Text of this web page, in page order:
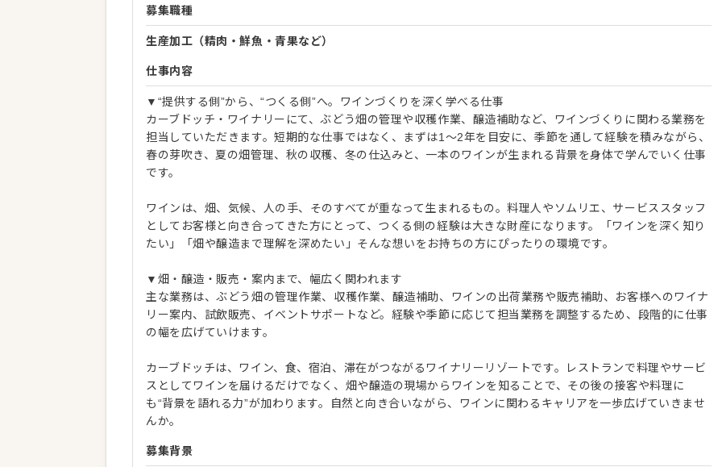
募集職種
生産加工（精肉・鮮魚・青果など）
仕事内容
▼“提供する側”から、“つくる側”へ。ワインづくりを深く学べる仕事
カーブドッチ・ワイナリーにて、ぶどう畑の管理や収穫作業、醸造補助など、ワインづくりに関わる業務を
担当していただきます。短期的な仕事ではなく、まずは1〜2年を目安に、季節を通して経験を積みながら、
春の芽吹き、夏の畑管理、秋の収穫、冬の仕込みと、一本のワインが生まれる背景を身体で学んでいく仕事
です。
ワインは、畑、気候、人の手、そのすべてが重なって生まれるもの。料理人やソムリエ、サービススタッフ
としてお客様と向き合ってきた方にとって、つくる側の経験は大きな財産になります。「ワインを深く知り
たい」「畑や醸造まで理解を深めたい」そんな想いをお持ちの方にぴったりの環境です。
▼畑・醸造・販売・案内まで、幅広く関われます
主な業務は、ぶどう畑の管理作業、収穫作業、醸造補助、ワインの出荷業務や販売補助、お客様へのワイナ
リー案内、試飲販売、イベントサポートなど。経験や季節に応じて担当業務を調整するため、段階的に仕事
の幅を広げていけます。
カーブドッチは、ワイン、食、宿泊、滞在がつながるワイナリーリゾートです。レストランで料理やサービ
スとしてワインを届けるだけでなく、畑や醸造の現場からワインを知ることで、その後の接客や料理に
も“背景を語れる力”が加わります。自然と向き合いながら、ワインに関わるキャリアを一歩広げていきませ
んか。
募集背景